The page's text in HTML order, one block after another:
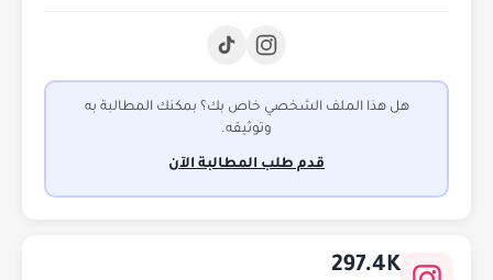
هل هذا الملف الشخصي خاص بك؟ بمكنك المطالبة به
وتوثيقه.
قدم طلب المطالبة الآن
297.4K